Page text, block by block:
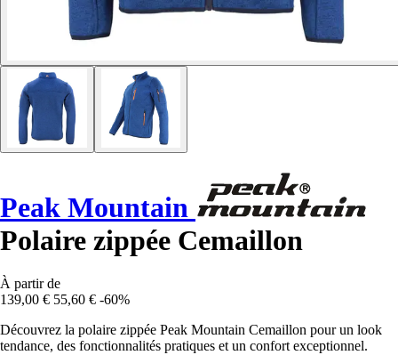
Peak Mountain
Polaire zippée Cemaillon
À partir de
139,00 € 55,60 € -60%
Découvrez la polaire zippée Peak Mountain Cemaillon pour un look
tendance, des fonctionnalités pratiques et un confort exceptionnel.